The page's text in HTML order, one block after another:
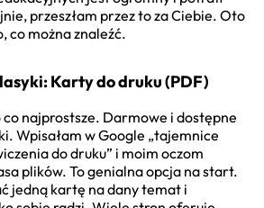
przeszłam przez to za Ciebie. Oto
co można znaleźć.
Karty do druku (PDF)
najprostsze. Darmowe i dostępne
Wpisałam w Google „tajemnice
do druku” i moim oczom
plików. To genialna opcja na start.
jedną kartę na dany temat i